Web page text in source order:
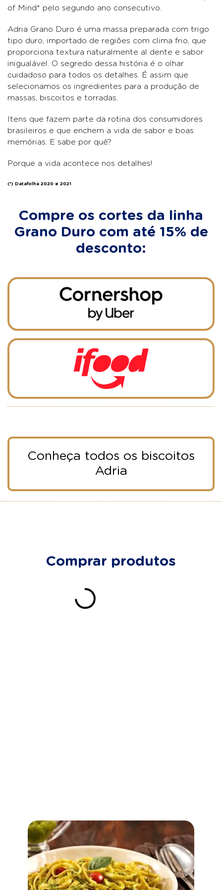
of Mind* pelo segundo ano consecutivo.
Adria Grano Duro é uma massa preparada com trigo
tipo duro, importado de regiões com clima frio, que
proporciona textura naturalmente al dente e sabor
inigualável. O segredo dessa história é o olhar
cuidadoso para todos os detalhes. É assim que
selecionamos os ingredientes para a produção de
massas, biscoitos e torradas.
Itens que fazem parte da rotina dos consumidores
brasileiros e que enchem a vida de sabor e boas
memórias. E sabe por quê?
Porque a vida acontece nos detalhes!
(*) Datafolha 2020 e 2021
Compre os cortes da linha
Grano Duro com até 15% de
desconto:
Conheça todos os biscoitos
Adria
Comprar produtos